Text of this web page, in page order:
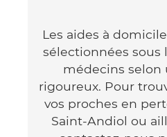
Les aides à
sélectionnées sous
médecins selon
rigoureux. Pour
vos proches en
Saint-Andiol ou